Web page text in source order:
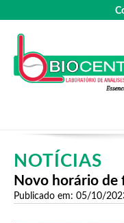
NOTÍCIAS
Novo horário
Publicado em: 05/10/